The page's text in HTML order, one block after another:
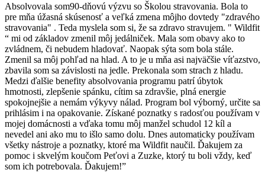
Absolvovala som90-dňovú výzvu so Školou stravovania. Bola to
pre mňa úžasná skúsenosť a veľká zmena môjho dovtedy "zdravého
stravovania" . Teda myslela som si, že sa zdravo stravujem. " Wildfit
“ mi od základov zmenil môj jedálniček. Mala som obavy ako to
zvládnem, či nebudem hladovať. Naopak sýta som bola stále.
Zmenil sa môj pohľad na hlad. A to je u mňa asi najväčšie víťazstvo,
zbavila som sa závislosti na jedle. Prekonala som strach z hladu.
Medzi ďalšie benefity absolvovania programu patrí úbytok
hmotnosti, zlepšenie spánku, cítim sa zdravšie, plná energie
spokojnejšie a nemám výkyvy nálad. Program bol výborný, určite sa
prihlásim i na opakovanie. Získané poznatky s radosťou používam v
mojej domácnosti a vďaka tomu môj manžel schudol 12 kíl a
nevedel ani ako mu to išlo samo dolu. Dnes automaticky používam
všetky nástroje a poznatky, ktoré ma Wildfit naučil. Ďakujem za
pomoc i skvelým koučom Peťovi a Zuzke, ktorý tu boli vždy, keď
som ich potrebovala. Ďakujem!”